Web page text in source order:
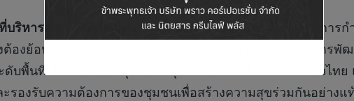
ริหารกลุ่ม บริษัท ดุสิตธานี จำกัด (มหาชน)กล่าวว่า“โครงการก
ต้องย้อนถึงวิสัยทัศน์ของผู้บริหารที่มีมุมมองความคิดที่ต้องการพั
บพื้นที่เพื่อมอบความสุข สร้างคุณภาพชีวิตที่ดีแก่สังคม ชาวไทย
รองรับความต้องการของชุมชนเพื่อสร้างความสุขร่วมกันอย่างแ